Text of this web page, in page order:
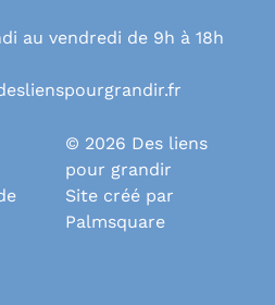
au vendredi de 9h à 18h
© 2026 Des liens
pour grandir
Site créé par
Palmsquare